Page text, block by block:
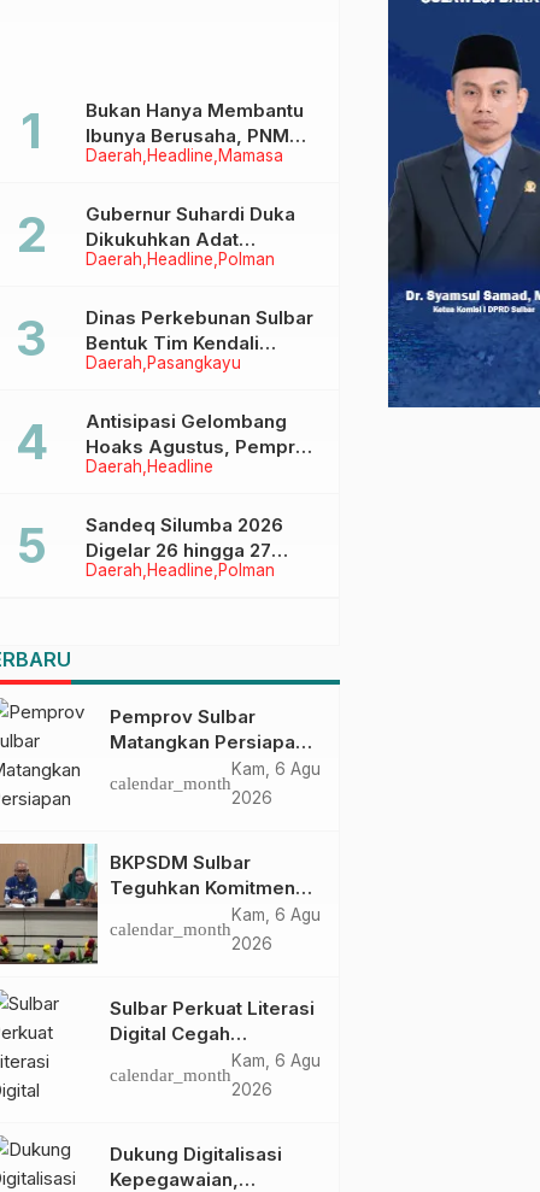
Daerah Headline Mamasa
Bukan Hanya Membantu
Ibunya Berusaha, PNM
Juga Menjaga Mimpi
Menggapai Cita-Cita
Daerah Headline Polman
Gubernur Suhardi Duka
Dikukuhkan Adat
Balanipa, Raih Gelar Sulo
Daerah Pasangkayu
Dinas Perkebunan Sulbar
Bentuk Tim Kendali
Internal ICS untuk Dukung
di Pasangkayu
Daerah Headline
Antisipasi Gelombang
Hoaks Agustus, Pemprov
Sulbar Ajak Warga Jaga
Daerah Headline Polman
Sandeq Silumba 2026
Digelar 26 hingga 27
September, Rangkaian
Pemprov Sulbar
Matangkan Persiapan
HUT Ke-81 RI, Puncak
Upacara di Lapangan
calendar_month
Kam, 6 Agu
2026
BKPSDM Sulbar
Teguhkan Komitmen
Pengembangan
Kompetensi ASN
Perjanjian Tugas
Belajar 2026
calendar_month
Kam, 6 Agu
2026
Sulbar Perkuat Literasi
Digital Cegah
Kejahatan Love
Scamming
calendar_month
Kam, 6 Agu
2026
Dukung Digitalisasi
Kepegawaian,